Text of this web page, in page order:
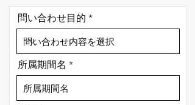
問い合わせ目的
所属期間名